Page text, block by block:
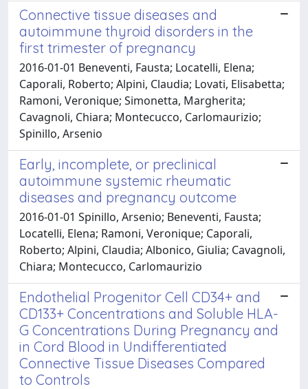
Connective tissue diseases and
autoimmune thyroid disorders in the
first trimester of pregnancy
2016-01-01 Beneventi, Fausta; Locatelli, Elena;
Caporali, Roberto; Alpini, Claudia; Lovati, Elisabetta;
Ramoni, Veronique; Simonetta, Margherita;
Cavagnoli, Chiara; Montecucco, Carlomaurizio;
Spinillo, Arsenio
Early, incomplete, or preclinical
autoimmune systemic rheumatic
diseases and pregnancy outcome
2016-01-01 Spinillo, Arsenio; Beneventi, Fausta;
Locatelli, Elena; Ramoni, Veronique; Caporali,
Roberto; Alpini, Claudia; Albonico, Giulia; Cavagnoli,
Chiara; Montecucco, Carlomaurizio
Endothelial Progenitor Cell CD34+ and
CD133+ Concentrations and Soluble HLA-
G Concentrations During Pregnancy and
in Cord Blood in Undifferentiated
Connective Tissue Diseases Compared
to Controls